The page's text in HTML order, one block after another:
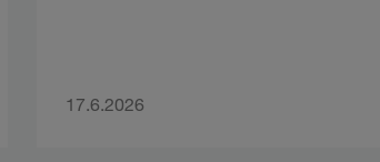
17.6.2026